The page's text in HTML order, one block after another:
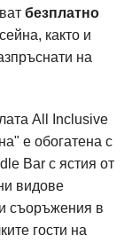
безплатно
както и
на
All Inclusive
е обогатена с
Bar с ястия от
видове
съоръжения в
гости на